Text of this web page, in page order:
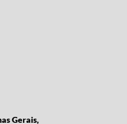
Gerais,